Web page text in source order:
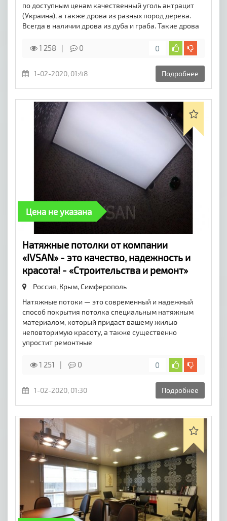
по доступным ценам качественный уголь антрацит
(Украина), а также дрова из разных пород дерева.
Всегда в наличии дрова из дуба и граба. Такие дрова
1 258 0 0
1-02-2020, 01:48 Подробнее
Цена не указана
Натяжные потолки от компании
«IVSAN» - это качество, надежность и
красота! - «Строительства и ремонт»
Россия, Крым,Симферополь
Натяжные потоки — это современный и надежный
способ покрытия потолка специальным натяжным
материалом, который придаст вашему жилью
неповторимую красоту, а также существенно
упростит ремонтные
1 251 0 0
1-02-2020, 01:30 Подробнее